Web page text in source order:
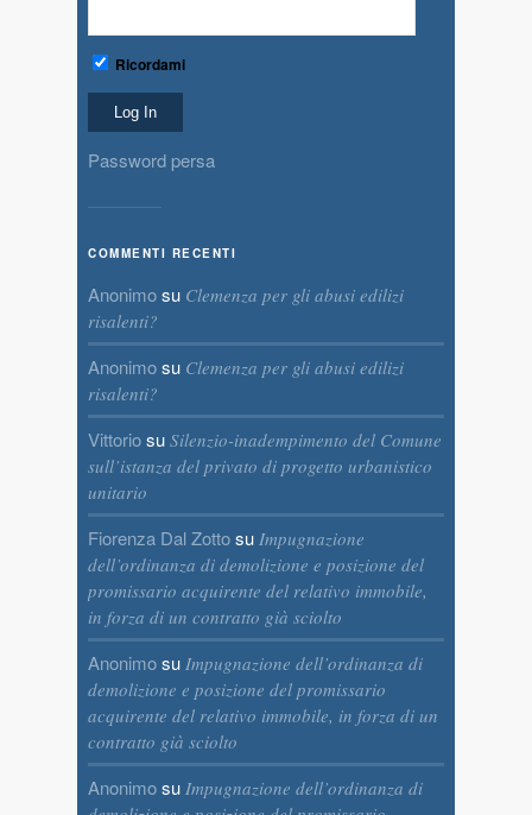
Ricordami
Password persa
COMMENTI RECENTI
Anonimosu Clemenza per gli abusi edilizi
risalenti?
Anonimosu Clemenza per gli abusi edilizi
risalenti?
Vittoriosu Silenzio-inadempimento del Comune
sull’istanza del privato di progetto urbanistico
unitario
Fiorenza Dal Zottosu Impugnazione
dell’ordinanza di demolizione e posizione del
promissario acquirente del relativo immobile,
in forza di un contratto già sciolto
Anonimosu Impugnazione dell’ordinanza di
demolizione e posizione del promissario
acquirente del relativo immobile, in forza di un
contratto già sciolto
Anonimosu Impugnazione dell’ordinanza di